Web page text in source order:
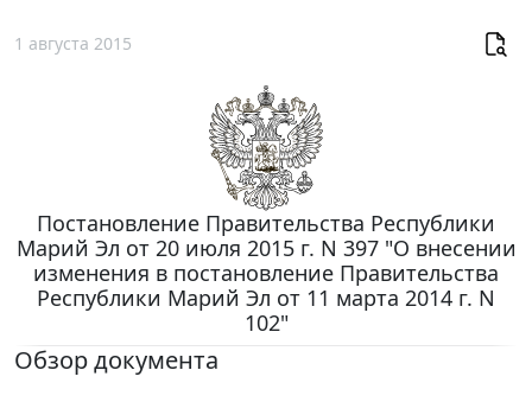
1 августа 2015
Постановление Правительства Республики
Марий Эл от 20 июля 2015 г. N 397 "О внесении
изменения в постановление Правительства
Республики Марий Эл от 11 марта 2014 г. N
102"
Обзор документа